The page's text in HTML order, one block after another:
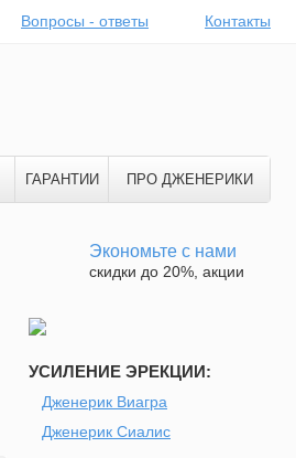
Вопросы - ответы Контакты
ГАРАНТИИ ПРО ДЖЕНЕРИКИ
Экономьте с нами
скидки до 20%, акции
УСИЛЕНИЕ ЭРЕКЦИИ:
Дженерик Виагра
Дженерик Сиалис